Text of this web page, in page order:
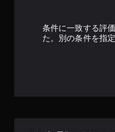
条件に一致する評
た。別の条件を指